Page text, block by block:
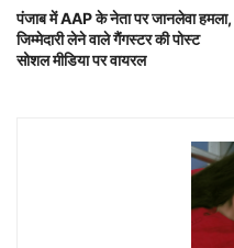
पंजाब में AAP के नेता पर जानलेवा हमला,
जिम्मेदारी लेने वाले गैंगस्टर की पोस्ट
सोशल मीडिया पर वायरल